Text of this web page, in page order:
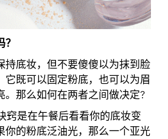
底妆，但不要傻傻以为抹到脸
它既可以固定粉底，也可以为眉
。那么如何在两者之间做决定?
是在午餐后看看你的底妆变
你的粉底泛油光，那么一个亚光